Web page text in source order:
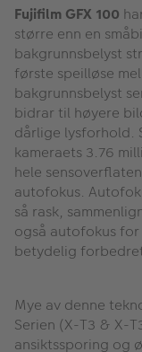
Fujifilm GFX 100
større enn en
bakgrunnsbelyst
første speilløse
bakgrunnsbelyst
bidrar til høyere
dårlige lysforhold.
kameraets 3.76
hele
autofokus.
så rask,
også autofokus
betydelig
Mye av denne
Serien (X-T3 & X-
ansiktssporing og